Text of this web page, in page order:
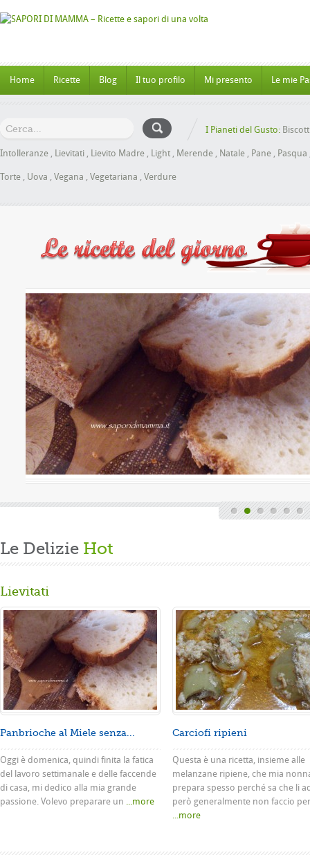
Home Ricette Blog Il tuo profilo Mi presento Le mie
I Pianeti del Gusto:
Intolleranze , Lievitati , Lievito Madre , Light , Merende , Natale , Pane , Pasqua
Torte , Uova , Vegana , Vegetariana , Verdure
Panbrioche al Miele senza
uova
Valutazione media: (0 / 5)
Oggi è domenica, quindi finita la fatica del lavoro settimanale
e delle faccende di casa, mi dedico alla mia grande passione.
Volevo preparare un panbrioche salutare per la ...
Gusta...
Le Delizie Hot
Lievitati
Panbrioche al Miele senza...
Oggi è domenica, quindi finita la fatica
del lavoro settimanale e delle faccende
di casa, mi dedico alla mia grande
passione. Volevo preparare un ...more
Carciofi ripieni
Questa è una ricetta, insieme alle
melanzane ripiene, che mia
prepara spesso perché sa che li
però generalmente non faccio
...more